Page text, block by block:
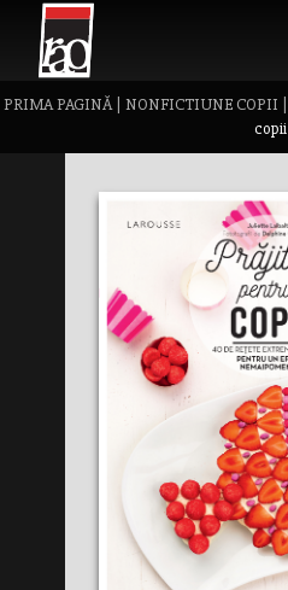
PRIMA PAGINĂ| NONFICTIUNE COPII
copii